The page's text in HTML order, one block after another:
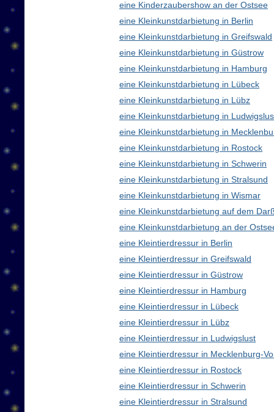
eine Kinderzaubershow an der Ostsee
eine Kleinkunstdarbietung in Berlin
eine Kleinkunstdarbietung in Greifswald
eine Kleinkunstdarbietung in Güstrow
eine Kleinkunstdarbietung in Hamburg
eine Kleinkunstdarbietung in Lübeck
eine Kleinkunstdarbietung in Lübz
eine Kleinkunstdarbietung in
eine Kleinkunstdarbietung in
eine Kleinkunstdarbietung in Rostock
eine Kleinkunstdarbietung in Schwerin
eine Kleinkunstdarbietung in Stralsund
eine Kleinkunstdarbietung in Wismar
eine Kleinkunstdarbietung auf dem
eine Kleinkunstdarbietung an der
eine Kleintierdressur in Berlin
eine Kleintierdressur in Greifswald
eine Kleintierdressur in Güstrow
eine Kleintierdressur in Hamburg
eine Kleintierdressur in Lübeck
eine Kleintierdressur in Lübz
eine Kleintierdressur in Ludwigslust
eine Kleintierdressur in Mecklenburg-
eine Kleintierdressur in Rostock
eine Kleintierdressur in Schwerin
eine Kleintierdressur in Stralsund